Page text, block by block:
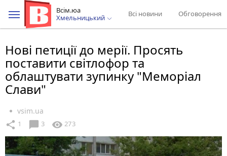
Всім.юа
Хмельницький
Всі новини Обговорення
Нові петиції до мерії. Просять
поставити світлофор та
облаштувати зупинку "Меморіал
Слави"
vsim.ua
share 1 chat_bubble 3 visibility 273